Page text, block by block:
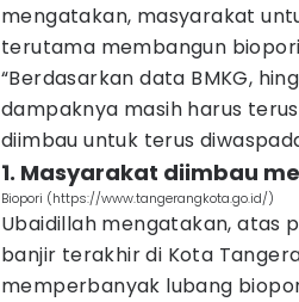
mengatakan, masyarakat
terutama membangun
“Berdasarkan data BMKG,
dampaknya masih harus
diimbau untuk terus
1. Masyarakat diimbau
Biopori (https://www.tangerangkota.go.id/)
Ubaidillah mengatakan, atas
banjir terakhir di Kota
memperbanyak lubang